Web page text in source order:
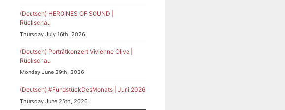
(Deutsch) HEROINES OF SOUND |
Rückschau
Thursday July 16th, 2026
(Deutsch) Porträtkonzert Vivienne Olive |
Rückschau
Monday June 29th, 2026
(Deutsch) #FundstückDesMonats | Juni 2026
Thursday June 25th, 2026